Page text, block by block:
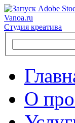
Vanoa.ru
Студия креатива
О